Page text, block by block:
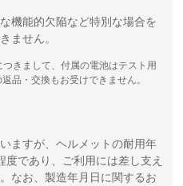
機能的欠陥など特別な場合を
ません。
きまして、付属の電池はテスト用
品・交換もお受けできません。
ますが、ヘルメットの耐用年
度であり、ご利用には差し支え
なお、製造年月日に関するお